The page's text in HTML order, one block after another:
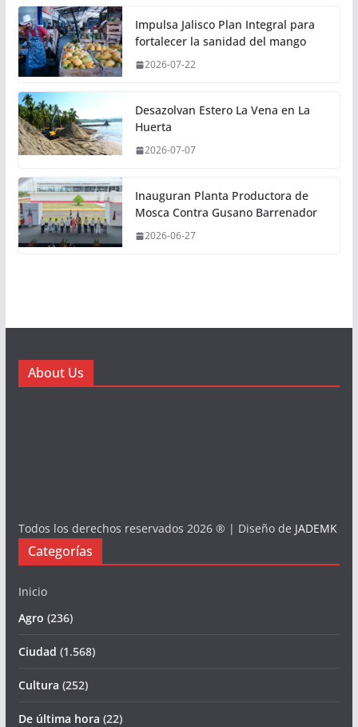
Impulsa Jalisco Plan Integral para
fortalecer la sanidad del mango
2026-07-22
Desazolvan Estero La Vena en La
Huerta
2026-07-07
Inauguran Planta Productora de
Mosca Contra Gusano Barrenador
2026-06-27
About Us
Todos los derechos reservados 2026 ® | Diseño de JADEMK
Categorías
Inicio
Agro (236)
Ciudad (1.568)
Cultura (252)
De última hora (22)